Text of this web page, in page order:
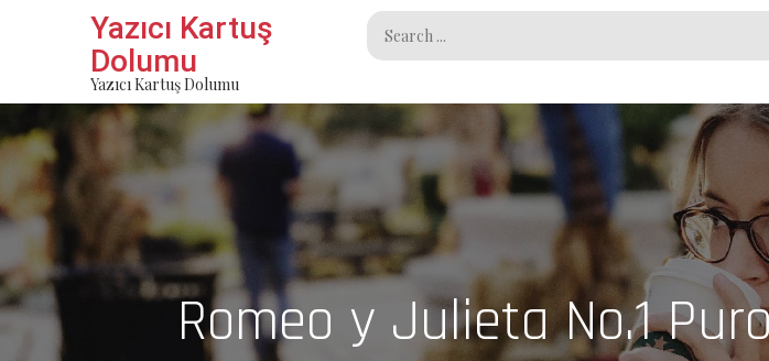
Yazıcı Kartuş
Dolumu
Yazıcı Kartuş Dolumu
Search
for:
Romeo y Julieta No.1